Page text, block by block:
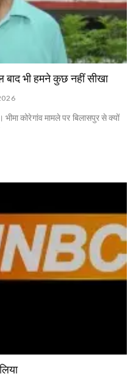
बाद भी हमने कुछ नहीं सीखा
कोरेगांव मामले पर बिलासपुर से क्यों